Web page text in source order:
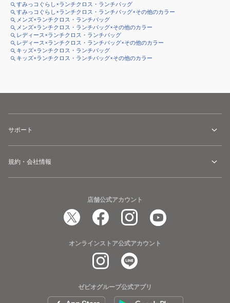
すみっコぐらし×ランチクロス・ランチバッグ
すみっコぐらし×ランチクロス・ランチバッグ×その他のカラー
メンズ×ランチクロス・ランチバッグ
メンズ×ランチクロス・ランチバッグ×その他のカラー
レディース×ランチクロス・ランチバッグ
レディース×ランチクロス・ランチバッグ×その他のカラー
キッズ×ランチクロス・ランチバッグ
キッズ×ランチクロス・ランチバッグ×その他のカラー
サポート
規約・会社情報
店舗公式アカウント
オンラインストア公式アカウント
ゼビオグループ公式アプリ